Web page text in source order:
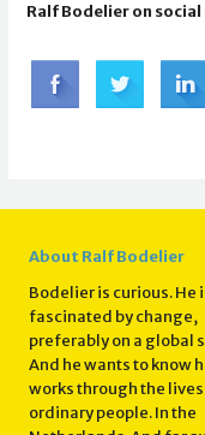
Ralf Bodelier on social
About Ralf Bodelier
Bodelier is curious. He
fascinated by change,
preferably on a global
And he wants to know
works through the
ordinary people. In the